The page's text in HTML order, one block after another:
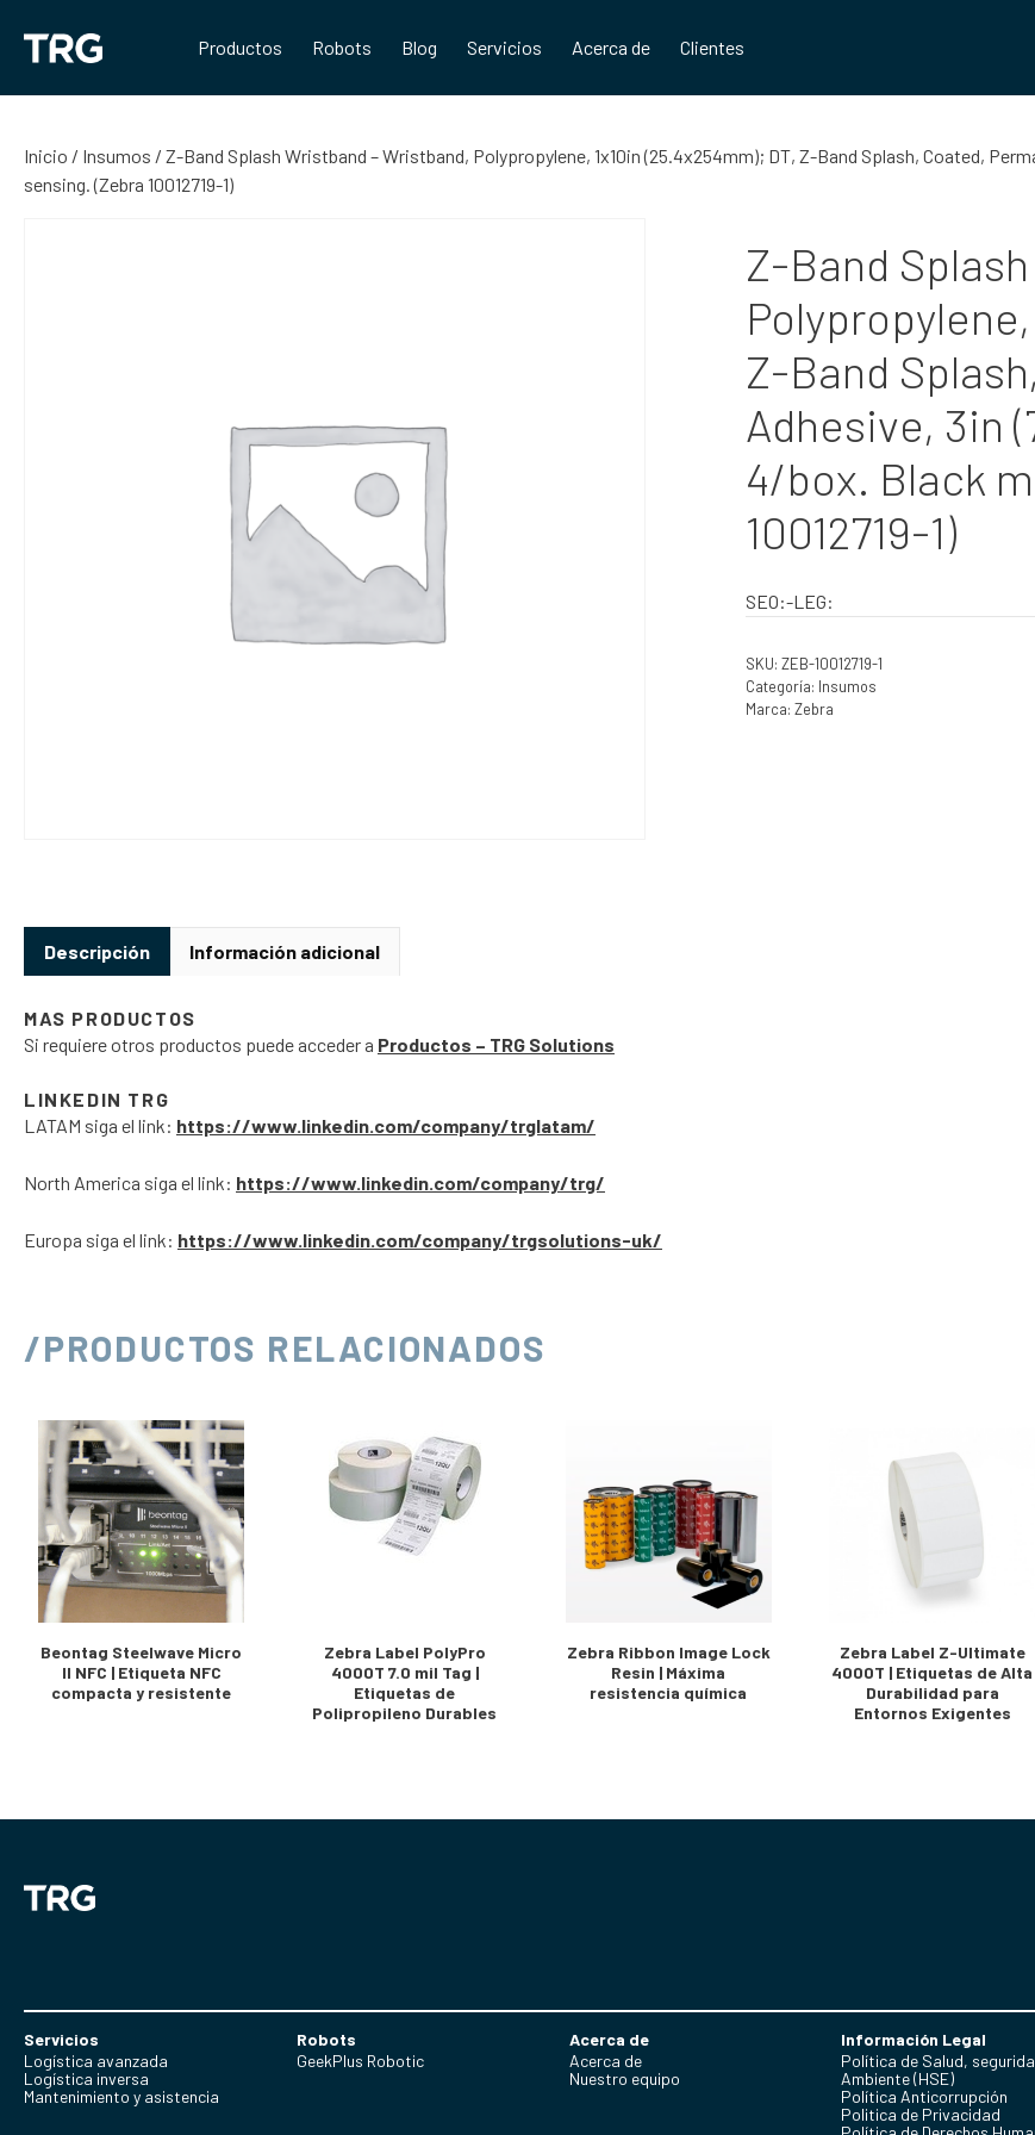
contenido
Productos Robots Blog Servicios Acerca de Clientes
Inicio / Insumos / Z-Band Splash Wristband – Wristband, Polypropylene, 1x10in (25.4x254mm); DT, Z-Band Splash, Coated,
sensing. (Zebra 10012719-1)
Z-Band
Z-Band
Adhesive, 3in
4/box. Black
10012719-1)
SEO:-LEG:
SKU: ZEB-10012719-1
Categoría: Insumos
Marca: Zebra
Descripción Información adicional
MAS PRODUCTOS
Si requiere otros productos puede acceder a Productos – TRG Solutions
LINKEDIN TRG
LATAM siga el link: https://www.linkedin.com/company/trglatam/
North America siga el link: https://www.linkedin.com/company/trg/
Europa siga el link: https://www.linkedin.com/company/trgsolutions-uk/
/PRODUCTOS RELACIONADOS
Beontag Steelwave Micro
II NFC | Etiqueta NFC
compacta y resistente
Zebra Label PolyPro
4000T 7.0 mil Tag |
Etiquetas de
Polipropileno Durables
Zebra Ribbon Image Lock
Resin | Máxima
resistencia química
Zebra Label Z-Ultimate
4000T | Etiquetas de Alta
Durabilidad para
Entornos Exigentes
Servicios
Logística avanzada
Logística inversa
Mantenimiento y asistencia
Robots
GeekPlus Robotic
Acerca de
Acerca de
Nuestro equipo
Información Legal
Política de Salud,
Ambiente (HSE)
Política Anticorrupción
Politica de Privacidad